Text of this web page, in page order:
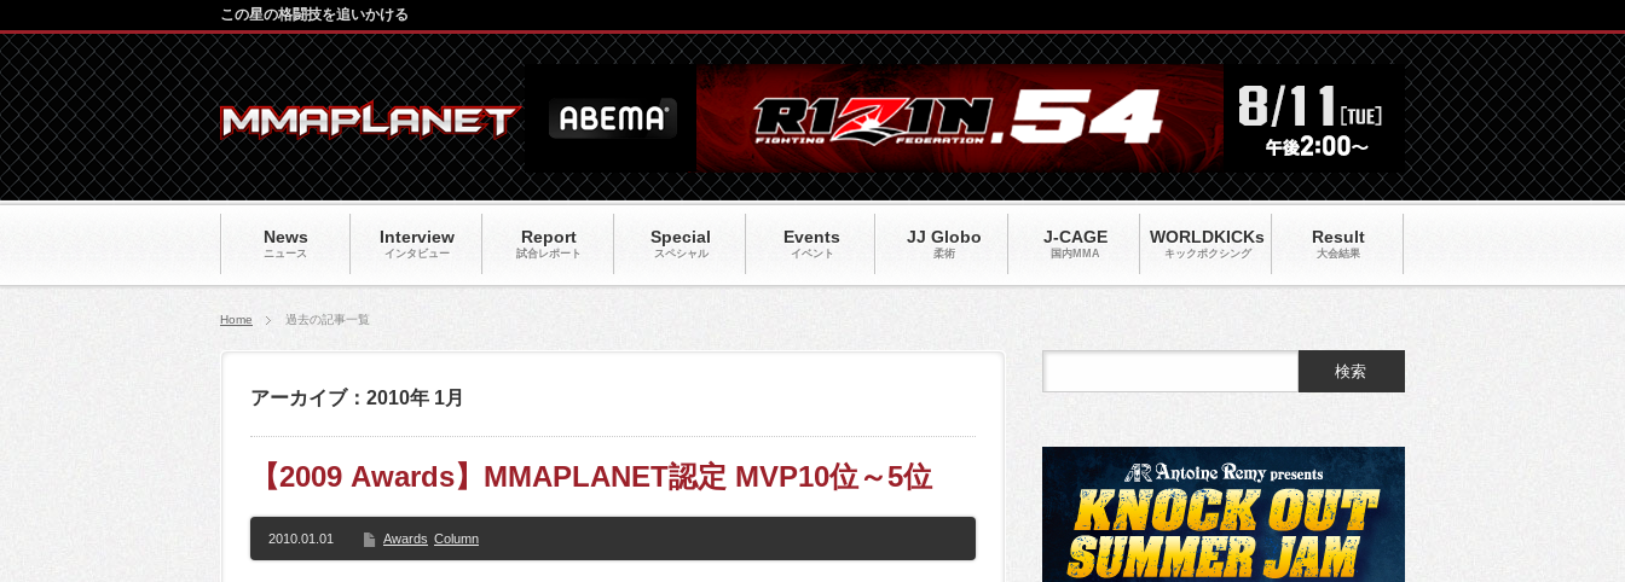
News
ニュース
Interview
インタビュー
Report
試合レポート
Special
スペシャル
Events
イベント
JJ Globo
柔術
J-CAGE
国内MMA
WORLDKICKs
キックポクシング
Result
大会結果
この星の格闘技を追いかける
Home 過去の記事一覧
アーカイブ：2010年 1月
【2009 Awards】MMAPLANET認定 MVP10位～5位
2010.01.01 Awards Column